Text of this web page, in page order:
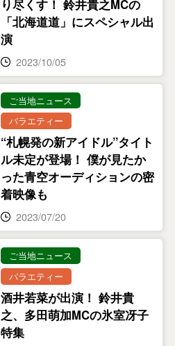
り尽くす！ 鈴井貴之MCの
「北海道道」にスペシャル出
演
2023/10/05
ご当地ニュース
バラエティー
“札幌発の新アイドル”タイト
ル未定が登場！ 僕が見たか
った青空オーディションの密
着映像も
2023/07/20
ご当地ニュース
バラエティー
酒井若菜が出演！ 鈴井貴
之、多田萌加MCの氷室冴子
特集